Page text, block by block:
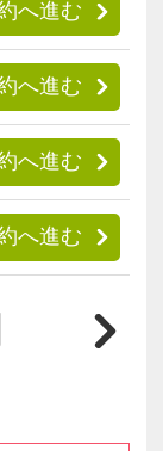
へ進む
へ進む
へ進む
へ進む